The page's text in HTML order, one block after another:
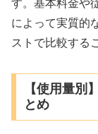
す。基本料金や
によって実質的
ストで比較する
【使用量別
とめ